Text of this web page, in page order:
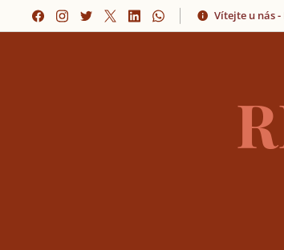
Vítejte u nás -